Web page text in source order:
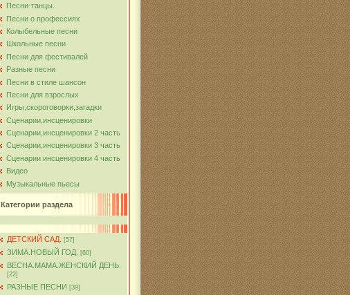
Песни-танцы.
Песни о профессиях
Колыбельные песни
Школьные песни
Песни для фестивалей
Разные песни
Песни в стиле шансон
Песни для взрослых
Игры,скороговорки,загадки
Сценарии,инсценировки
Сценарии,инсценировки 2 часть
Сценарии,инсценировки 3 часть
Сценарии инсценировки 4 часть
Видео
Музыкальные пьесы
Категории раздела
ДЕТСКИЙ САД. [57]
ЗИМА.НОВЫЙ ГОД. [60]
ВЕСНА.МАМА.ЖЕНСКИЙ ДЕНЬ.
[22]
РАЗНЫЕ ПЕСНИ [39]